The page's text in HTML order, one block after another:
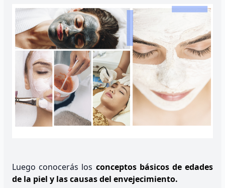
Luego conocerás los conceptos básicos de edades
de la piel y las causas del envejecimiento.